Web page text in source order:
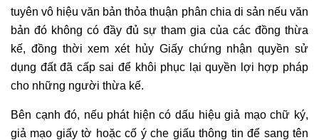
tuyên vô hiệu văn bản thỏa thuận phân chia di sản nếu văn
bản đó không có đầy đủ sự tham gia của các đồng thừa
kế, đồng thời xem xét hủy Giấy chứng nhận quyền sử
dụng đất đã cấp sai để khôi phục lại quyền lợi hợp pháp
cho những người thừa kế.
Bên cạnh đó, nếu phát hiện có dấu hiệu giả mạo chữ ký,
giả mạo giấy tờ hoặc cố ý che giấu thông tin để sang tên